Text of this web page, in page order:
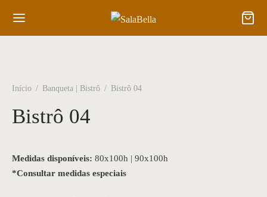
Início / Banqueta | Bistrô / Bistrô 04
Bistrô 04
Medidas disponíveis: 80x100h | 90x100h
*Consultar medidas especiais